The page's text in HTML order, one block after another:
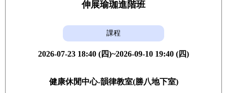
伸展瑜珈進階班
課程
2026-07-23 18:40 (四)~2026-09-10 19:40 (四)
健康休閒中心-韻律教室(勝八地下室)